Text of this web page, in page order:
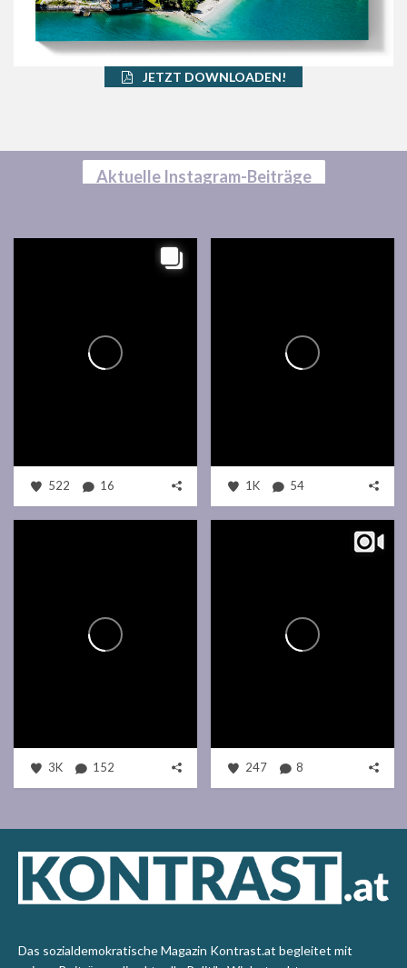
JETZT DOWNLOADEN!
Aktuelle Instagram-Beiträge
522 16 1K 54
3K 152 247 8
Das sozialdemokratische Magazin Kontrast.at begleitet mit